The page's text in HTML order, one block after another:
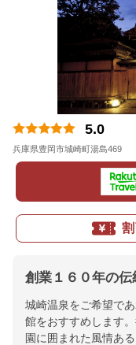
5.0
兵庫県豊岡市城崎町湯島469
創業１６０年の
城崎温泉をご希望で
館をおすすめします
園に囲まれた風情あ